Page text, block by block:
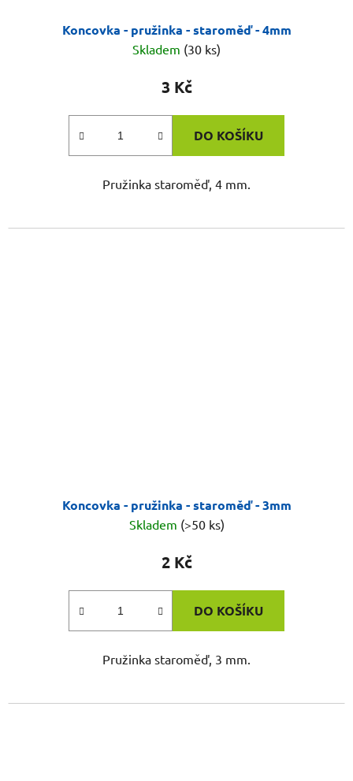
Koncovka - pružinka - staroměď - 4mm
Skladem (30 ks)
3 Kč
DO KOŠÍKU
Pružinka staroměď, 4 mm.
Koncovka - pružinka - staroměď - 3mm
Skladem (>50 ks)
2 Kč
DO KOŠÍKU
Pružinka staroměď, 3 mm.